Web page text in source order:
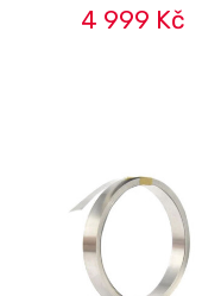
4 999 Kč